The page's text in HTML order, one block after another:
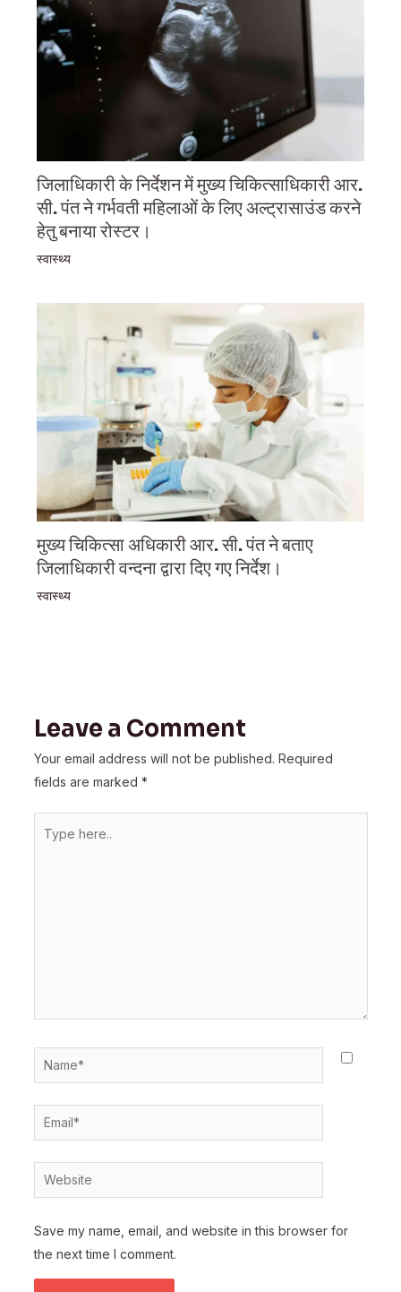
जिलाधिकारी के निर्देशन में मुख्य चिकित्साधिकारी आर.
सी. पंत ने गर्भवती महिलाओं के लिए अल्ट्रासाउंड करने
हेतु बनाया रोस्टर।
स्वास्थ्य
मुख्य चिकित्सा अधिकारी आर. सी. पंत ने बताए
जिलाधिकारी वन्दना द्वारा दिए गए निर्देश।
स्वास्थ्य
Leave a Comment
Your email address will not be published. Required
fields are marked *
here..
Name*
Email*
Website
Save my name, email, and website in this browser for
the next time I comment.